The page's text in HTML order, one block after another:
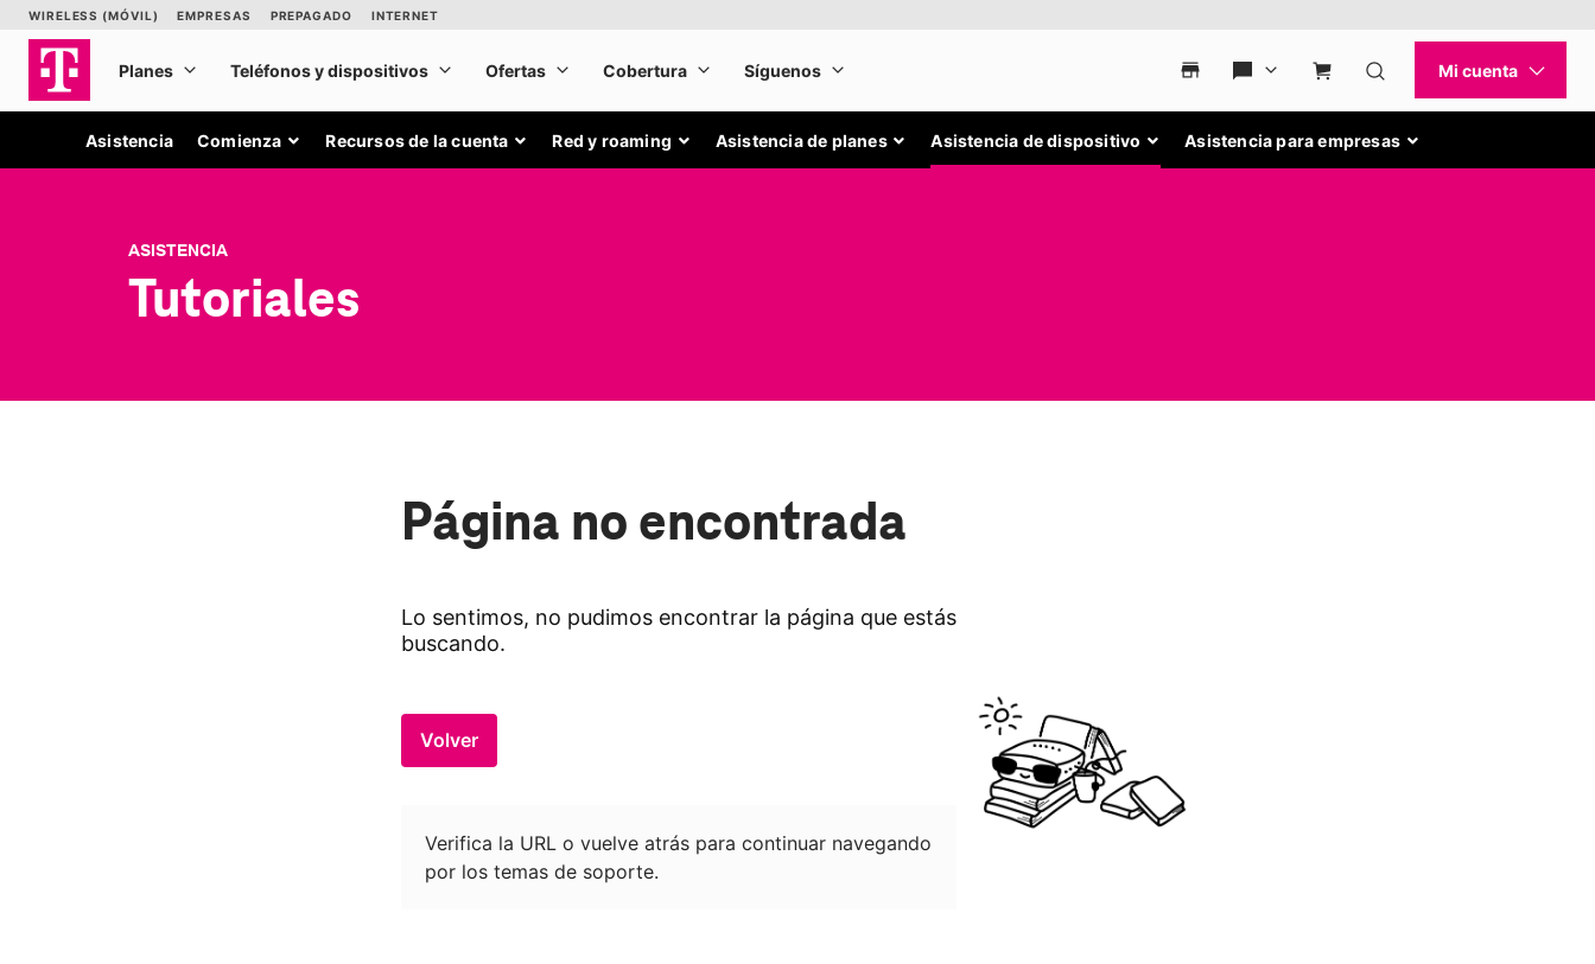
Asistencia Comienza Recursos de la cuenta Red y roaming Asistencia de planes Asistencia de dispositivo Asistencia para empresas
ASISTENCIA
Tutoriales